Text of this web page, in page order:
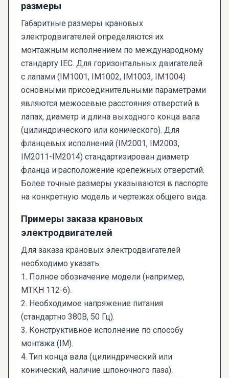
размеры
Габаритные размеры крановых
электродвигателей определяются их
монтажным исполнением по международному
стандарту IEC. Для горизонтальных двигателей
с лапами (IM1001, IM1002, IM1003, IM1004)
основными присоединительными параметрами
являются межосевые расстояния отверстий в
лапах, диаметр и длина выходного конца вала
(цилиндрического или конического). Для
фланцевых исполнений (IM2001, IM2003,
IM2011-IM2014) стандартизирован диаметр
фланца и расположение крепежных отверстий.
Более точные размеры указываются в паспорте
на конкретную модель и чертежах общего вида.
Примеры заказа крановых
электродвигателей
Для заказа крановых электродвигателей
необходимо указать:
1. Полное обозначение модели (например,
МТКН 112-6).
2. Необходимое напряжение питания
(стандартно 380В, 50 Гц).
3. Конструктивное исполнение по способу
монтажа (IM).
4. Тип конца вала (цилиндрический или
конический, наличие шпоночного паза).